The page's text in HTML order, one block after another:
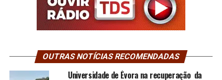
OUTRAS NOTÍCIAS RECOMENDADAS
Universidade de Évora na recuperação da